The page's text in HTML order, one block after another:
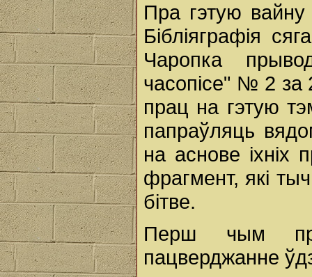
Пра гэтую вайну
Бібліяграфія
Чаропка
часопісе" № 2 за
прац на гэтую
папраўляць
на аснове іхніх
фрагмент, які
бітве.
Перш чым
пацверджанне